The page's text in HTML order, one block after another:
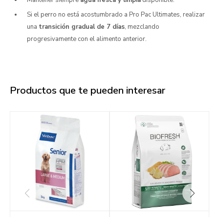
Si el perro no está acostumbrado a Pro Pac Ultimates, realizar
una transición gradual de 7 días, mezclando
progresivamente con el alimento anterior.
Productos que te pueden interesar